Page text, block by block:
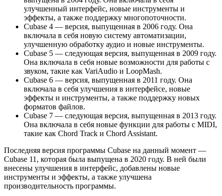
улучшенный интерфейс, новые инструменты и
эффекты, а также поддержку многопоточности.
Cubase 4 — версия, выпущенная в 2006 году. Она
включала в себя новую систему автоматизации,
улучшенную обработку аудио и новые инструменты.
Cubase 5 — следующая версия, выпущенная в 2009 году.
Она включала в себя новые возможности для работы с
звуком, такие как VariAudio и LoopMash.
Cubase 6 — версия, выпущенная в 2011 году. Она
включала в себя улучшения в интерфейсе, новые
эффекты и инструменты, а также поддержку новых
форматов файлов.
Cubase 7 — следующая версия, выпущенная в 2013 году.
Она включала в себя новые функции для работы с MIDI,
такие как Chord Track и Chord Assistant.
Последняя версия программы Cubase на данный момент —
Cubase 11, которая была выпущена в 2020 году. В ней были
внесены улучшения в интерфейс, добавлены новые
инструменты и эффекты, а также улучшена
производительность программы.